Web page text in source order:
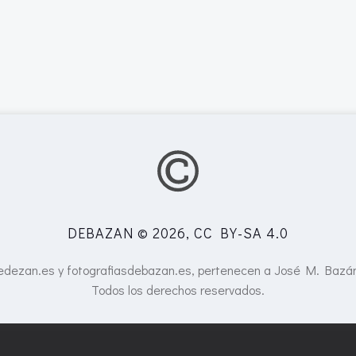
DEBAZAN © 2026, CC BY-SA 4.0
y fotografiasdebazan.es, pertenecen a José M.
Todos los derechos reservados.